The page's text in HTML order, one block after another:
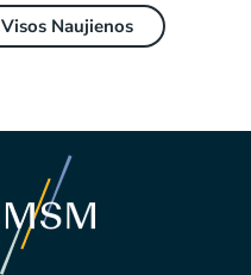
Visos Naujienos